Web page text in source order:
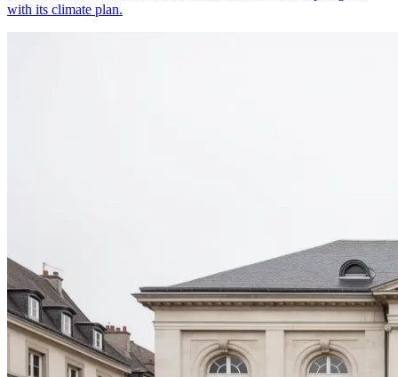
with its climate plan.